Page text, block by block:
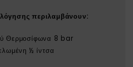
περιλαμβάνουν:
Θερμοσίφωνα 8 bar
½ ίντσα